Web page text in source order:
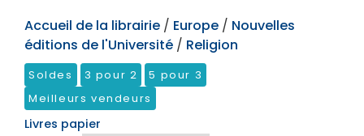
Accueil de la librairie / Europe / Nouvelles
éditions de l'Université / Religion
Soldes 3 pour 2
5 pour 3
Meilleurs vendeurs
Livres papier